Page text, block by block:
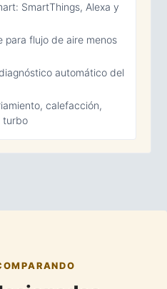
SmartThings, Alexa y
para flujo de aire menos
automático del
calefacción,
turbo